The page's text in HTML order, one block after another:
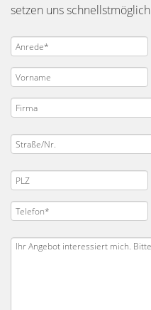
setzen uns